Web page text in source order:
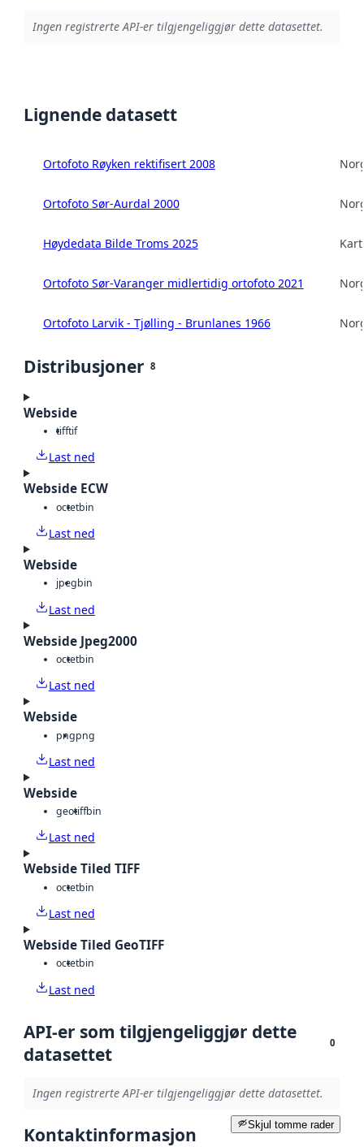
Ingen registrerte API-er tilgjengeliggjør dette datasettet.
Lignende datasett
Ortofoto Røyken rektifisert 2008
Ortofoto Sør-Aurdal 2000
Høydedata Bilde Troms 2025
Ortofoto Sør-Varanger midlertidig ortofoto 2021
Ortofoto Larvik - Tjølling - Brunlanes 1966
Distribusjoner 8
Webside
tifftif
Last ned
Webside ECW
octetbin
Last ned
Webside
jpegbin
Last ned
Webside Jpeg2000
octetbin
Last ned
Webside
pngpng
Last ned
Webside
geotiffbin
Last ned
Webside Tiled TIFF
octetbin
Last ned
Webside Tiled GeoTIFF
octetbin
Last ned
API-er som tilgjengeliggjør dette
datasettet
0
Ingen registrerte API-er tilgjengeliggjør dette datasettet.
Skjul tomme rader
Kontaktinformasjon